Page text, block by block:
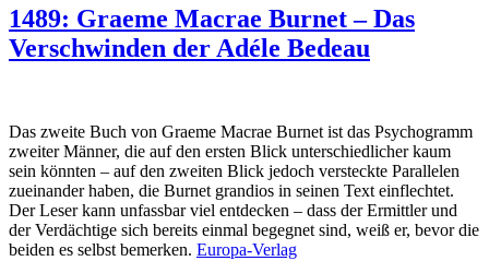
Donato
Carrisi
–
1489: Graeme Macrae Burnet – Das
Verschwinden der Adéle Bedeau
Das zweite Buch von Graeme Macrae Burnet ist das Psychogramm
zweiter Männer, die auf den ersten Blick unterschiedlicher kaum
sein könnten – auf den zweiten Blick jedoch versteckte Parallelen
zueinander haben, die Burnet grandios in seinen Text einflechtet.
Der Leser kann unfassbar viel entdecken – dass der Ermittler und
der Verdächtige sich bereits einmal begegnet sind, weiß er, bevor die
beiden es selbst bemerken. Europa-Verlag